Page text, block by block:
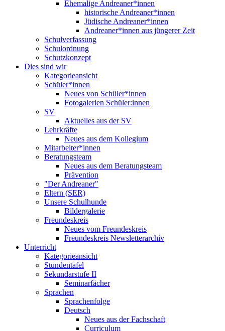
Ehemalige Andreaner*innen
historische Andreaner*innen
Jüdische Andreaner*innen
Andreaner*innen aus jüngerer Zeit
Schulverfassung
Schulordnung
Schutzkonzept
Dies sind wir
Kategorieansicht
Schüler*innen
Neues von Schüler*innen
Fotogalerien Schüler:innen
SV
Aktuelles aus der SV
Lehrkräfte
Neues aus dem Kollegium
Mitarbeiter*innen
Beratungsteam
Neues aus dem Beratungsteam
Prävention
"Der Andreaner"
Eltern (SER)
Unsere Schulhunde
Bildergalerie
Freundeskreis
Neues vom Freundeskreis
Freundeskreis Newsletterarchiv
Unterricht
Kategorieansicht
Stundentafel
Sekundarstufe II
Seminarfächer
Sprachen
Sprachenfolge
Deutsch
Neues aus der Fachschaft
Curriculum